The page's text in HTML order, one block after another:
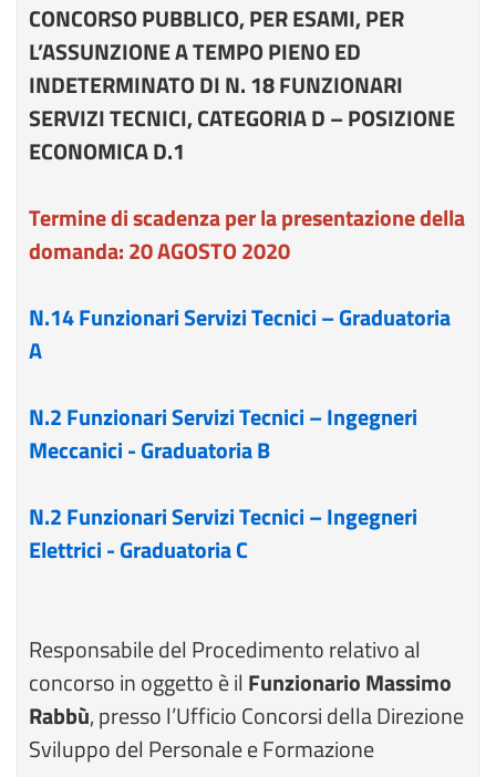
CONCORSO PUBBLICO, PER ESAMI, PER
L’ASSUNZIONE A TEMPO PIENO ED
INDETERMINATO DI N. 18 FUNZIONARI
SERVIZI TECNICI, CATEGORIA D – POSIZIONE
ECONOMICA D.1
Termine di scadenza per la presentazione della
domanda: 20 AGOSTO 2020
N.14 Funzionari Servizi Tecnici – Graduatoria
A
N.2 Funzionari Servizi Tecnici – Ingegneri
Meccanici - Graduatoria B
N.2 Funzionari Servizi Tecnici – Ingegneri
Elettrici - Graduatoria C
Responsabile del Procedimento relativo al
concorso in oggetto è il Funzionario Massimo
Rabbù, presso l’Ufficio Concorsi della Direzione
Sviluppo del Personale e Formazione